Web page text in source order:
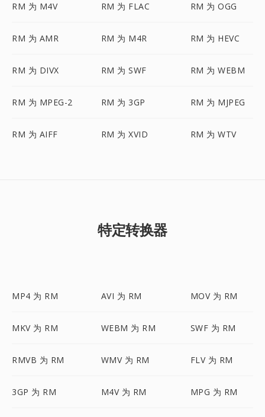
RM 为 M4V RM 为 FLAC RM 为 OGG
RM 为 AMR RM 为 M4R RM 为 HEVC
RM 为 DIVX RM 为 SWF RM 为 WEBM
RM 为 MPEG-2 RM 为 3GP RM 为 MJPEG
RM 为 AIFF RM 为 XVID RM 为 WTV
特定转换器
MP4 为 RM AVI 为 RM MOV 为 RM
MKV 为 RM WEBM 为 RM SWF 为 RM
RMVB 为 RM WMV 为 RM FLV 为 RM
3GP 为 RM M4V 为 RM MPG 为 RM